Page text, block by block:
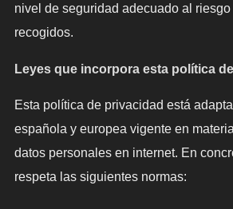
nivel de seguridad adecuado al
recogidos.
Leyes que incorpora esta política
Esta política de privacidad está
española y europea vigente en
datos personales en internet. En
respeta las siguientes normas: